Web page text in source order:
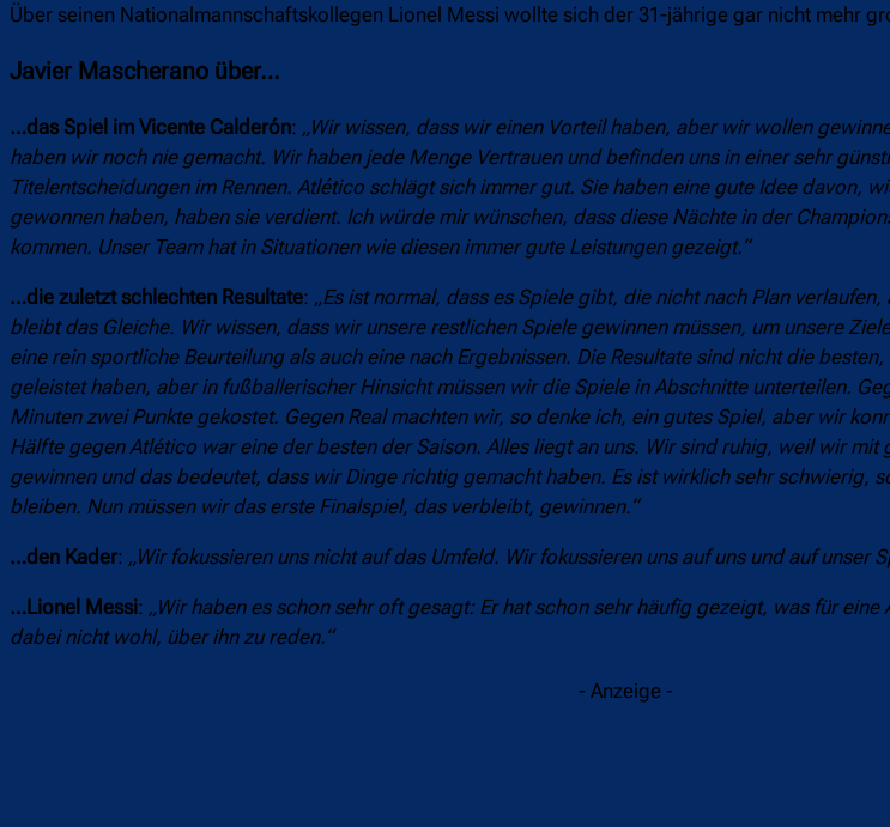
Über seinen Nationalmannschaftskollegen Lionel Messi wollte sich der 31-jährige gar nicht mehr
Javier Mascherano über…
…das Spiel im Vicente Calderón: „Wir wissen, dass wir einen Vorteil haben, aber wir wollen
haben wir noch nie gemacht. Wir haben jede Menge Vertrauen und befinden uns in einer sehr
Titelentscheidungen im Rennen. Atlético schlägt sich immer gut. Sie haben eine gute Idee davon,
gewonnen haben, haben sie verdient. Ich würde mir wünschen, dass diese Nächte in der
kommen. Unser Team hat in Situationen wie diesen immer gute Leistungen gezeigt.“
…die zuletzt schlechten Resultate: „Es ist normal, dass es Spiele gibt, die nicht nach Plan
bleibt das Gleiche. Wir wissen, dass wir unsere restlichen Spiele gewinnen müssen, um unsere
eine rein sportliche Beurteilung als auch eine nach Ergebnissen. Die Resultate sind nicht die
geleistet haben, aber in fußballerischer Hinsicht müssen wir die Spiele in Abschnitte unterteilen.
Minuten zwei Punkte gekostet. Gegen Real machten wir, so denke ich, ein gutes Spiel, aber wir
Hälfte gegen Atlético war eine der besten der Saison. Alles liegt an uns. Wir sind ruhig, weil wir mit
gewinnen und das bedeutet, dass wir Dinge richtig gemacht haben. Es ist wirklich sehr schwierig,
bleiben. Nun müssen wir das erste Finalspiel, das verbleibt, gewinnen.“
…den Kader: „Wir fokussieren uns nicht auf das Umfeld. Wir fokussieren uns auf uns und auf unser
…Lionel Messi: „Wir haben es schon sehr oft gesagt: Er hat schon sehr häufig gezeigt, was für
dabei nicht wohl, über ihn zu reden.“
- Anzeige -